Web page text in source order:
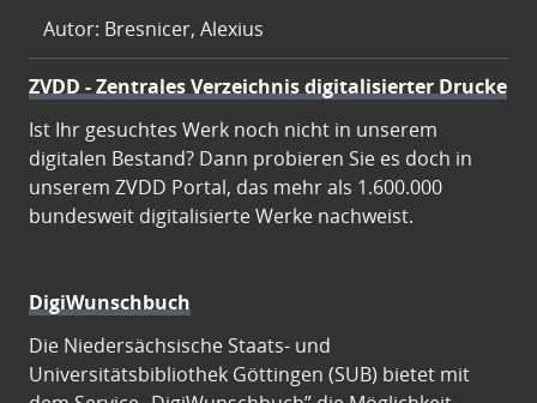
Autor: Bresnicer, Alexius
ZVDD - Zentrales Verzeichnis digitalisierter Drucke
Ist Ihr gesuchtes Werk noch nicht in unserem
digitalen Bestand? Dann probieren Sie es doch in
unserem ZVDD Portal, das mehr als 1.600.000
bundesweit digitalisierte Werke nachweist.
DigiWunschbuch
Die Niedersächsische Staats- und
Universitätsbibliothek Göttingen (SUB) bietet mit